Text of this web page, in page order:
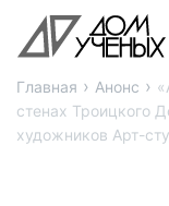
Главная › Анонс ›
стенах Троицкого
художников Арт-